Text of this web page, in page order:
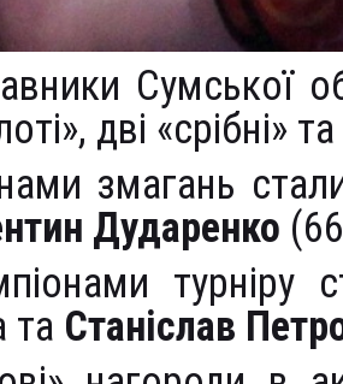
Сумської
дві «срібні»
змагань
Дударенко
турніру
та Станіслав